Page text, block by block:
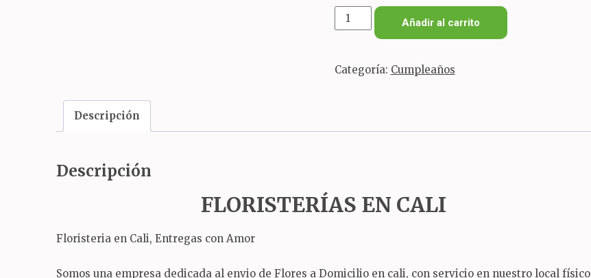
Arreglo
girasoles
cantidad
Añadir al carrito
Categoría: Cumpleaños
Descripción
Descripción
FLORISTERÍAS EN CALI
Floristeria en Cali, Entregas con Amor
Somos una empresa dedicada al envio de Flores a Domicilio en cali, con servicio en nuestro local físico